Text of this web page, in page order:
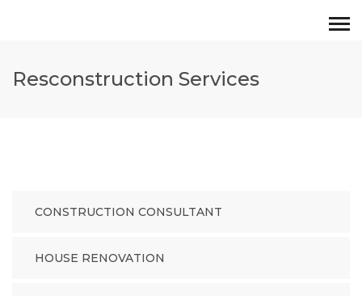
Resconstruction Services
CONSTRUCTION CONSULTANT
HOUSE RENOVATION